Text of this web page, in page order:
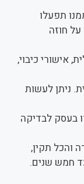
תפעלו
חוזה
אישורי כיבוי,
ניתן לעשות
בעסק לבדיקה
והכל תקין,
חמש שנים.